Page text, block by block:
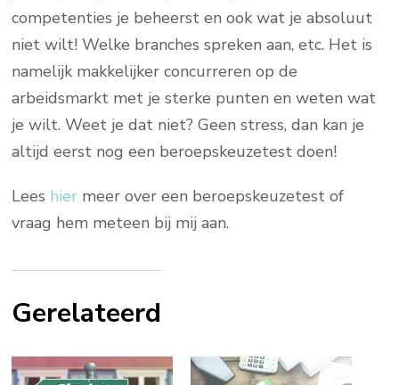
competenties je beheerst en ook wat je absoluut
niet wilt! Welke branches spreken aan, etc. Het is
namelijk makkelijker concurreren op de
arbeidsmarkt met je sterke punten en weten wat
je wilt. Weet je dat niet? Geen stress, dan kan je
altijd eerst nog een beroepskeuzetest doen!
Lees hier meer over een beroepskeuzetest of
vraag hem meteen bij mij aan.
Gerelateerd